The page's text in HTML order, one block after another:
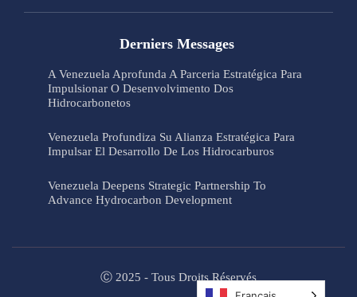
Derniers Messages
A Venezuela Aprofunda A Parceria Estratégica Para
Impulsionar O Desenvolvimento Dos
Hidrocarbonetos
Venezuela Profundiza Su Alianza Estratégica Para
Impulsar El Desarrollo De Los Hidrocarburos
Venezuela Deepens Strategic Partnership To
Advance Hydrocarbon Development
Ⓒ 2025 - Tous Droits Réservés